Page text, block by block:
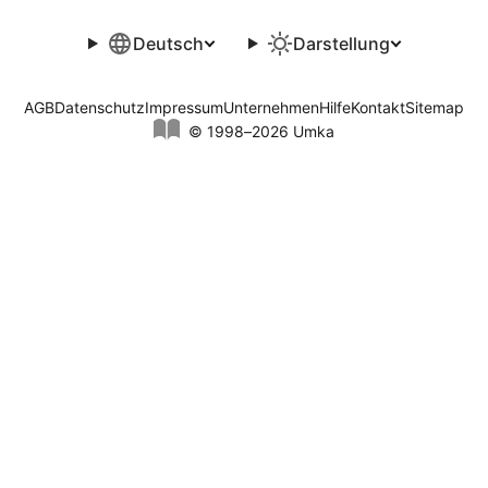
Deutsch Darstellung
© 1998–2026 Umka
AGBDatenschutzImpressumUnternehmenHilfeKontaktSitemap